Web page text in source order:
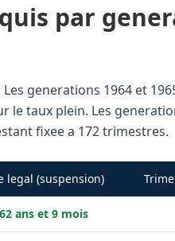
par
generations 1964 et
taux plein. Les
fixee a 172 trimestres.
legal (suspension)
62 ans et 9 mois